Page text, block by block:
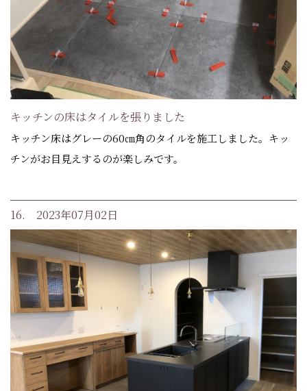
キッチンの床はタイルを張りました
キッチン床はグレーの60㎝角のタイルを施工しました。キッ
チンがお目見えするのが楽しみです。
16. 2023年07月02日